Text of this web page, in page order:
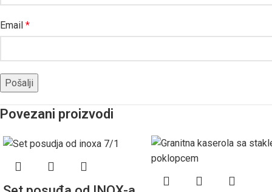
Email *
Povezani proizvodi